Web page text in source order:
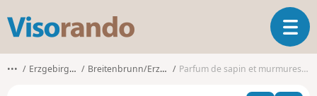
s
o
O
u
i
••• Erzgebirgskreis Breitenbrunn/Erzgebirge Parfum de sapin et murmures de grottes